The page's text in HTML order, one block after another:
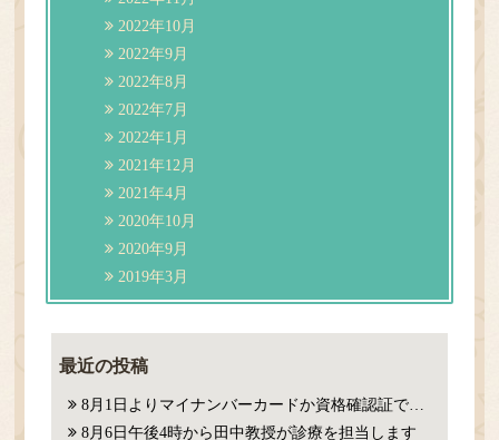
2022年10月
2022年9月
2022年8月
2022年7月
2022年1月
2021年12月
2021年4月
2020年10月
2020年9月
2019年3月
最近の投稿
8月1日よりマイナンバーカードか資格確認証での確認が必要になります。
8月6日午後4時から田中教授が診療を担当します